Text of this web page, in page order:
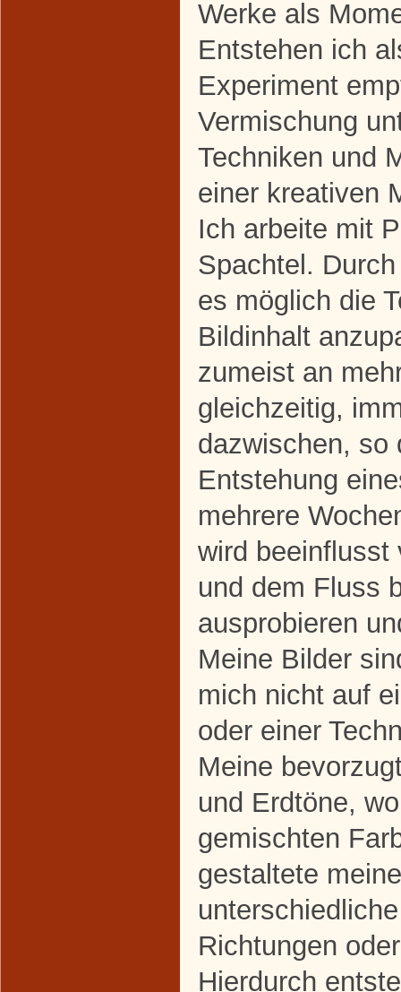
Werke als
Entstehen ich
Experiment
Vermischung
Techniken und
einer kreativen
Ich arbeite mit
Spachtel.
es möglich die
Bildinhalt
zumeist an
gleichzeitig,
dazwischen, so
Entstehung
mehrere
wird beeinflusst
und dem Fluss
ausprobieren
Meine Bilder
mich nicht auf
oder einer
Meine
und Erdtöne,
gemischten
gestaltete
Richtungen
Hierdurch